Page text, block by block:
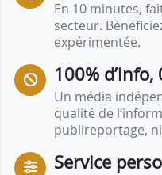
En 10 minutes,
secteur.
expérimentée.
100%
Un média
qualité de
publireportage,
Service